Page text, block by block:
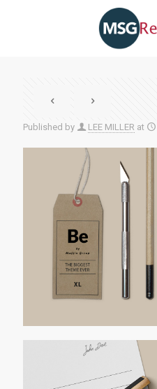
Published by LEE MILLER at